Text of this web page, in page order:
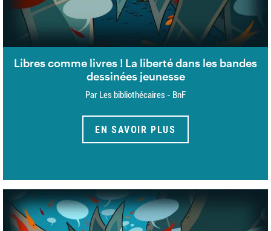
Libres comme livres ! La liberté dans les bandes
dessinées jeunesse
Par Les bibliothécaires - BnF
EN SAVOIR PLUS